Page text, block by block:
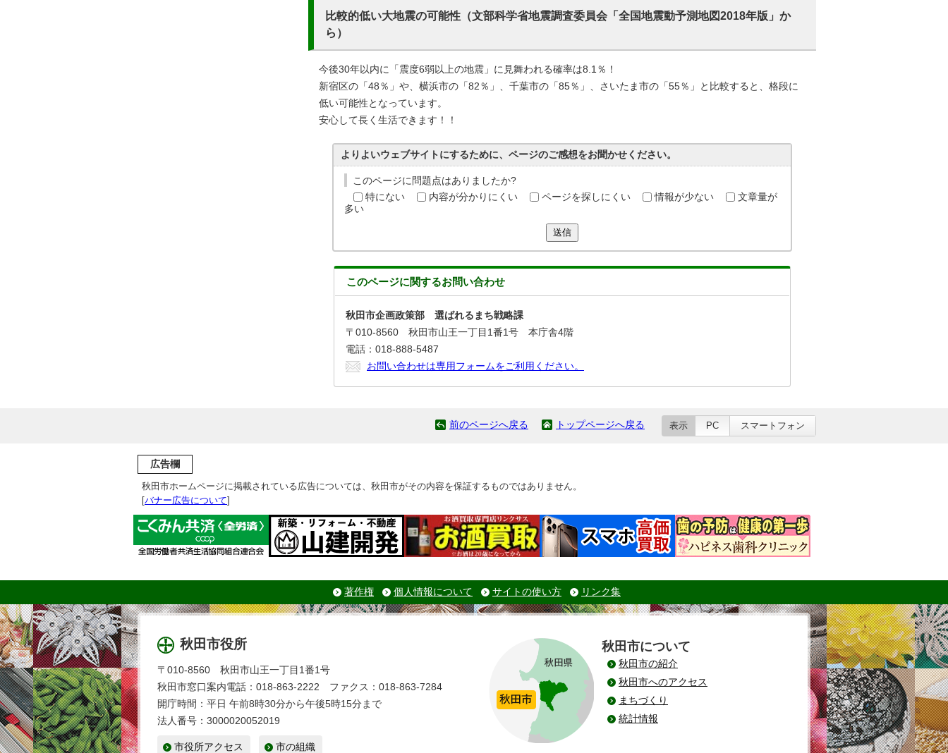
比較的低い大地震の可能性（文部科学省地震調査委員会「全国地震動予測地図2018年版」か
ら）
今後30年以内に「震度6弱以上の地震」に見舞われる確率は8.1％！
新宿区の「48％」や、横浜市の「82％」、千葉市の「85％」、さいたま市の「55％」と比較すると、格段に
低い可能性となっています。
安心して長く生活できます！！
よりよいウェブサイトにするために、ページのご感想をお聞かせください。
このページに問題点はありましたか?
特にない
内容が分かりにくい ページを探しにくい 情報が少ない
文章量が
多い
送信
このページに関するお問い合わせ
秋田市企画政策部 選ばれるまち戦略課
〒010-8560 秋田市山王一丁目1番1号 本庁舎4階
電話：018-888-5487
お問い合わせは専用フォームをご利用ください。
前のページへ戻る トップページへ戻る 表示 PC スマートフォン
広告欄
秋田市ホームページに掲載されている広告については、秋田市がその内容を保証するものではありません。
[バナー広告について]
著作権 個人情報について サイトの使い方 リンク集
秋田市役所
〒010-8560 秋田市山王一丁目1番1号
秋田市窓口案内電話：018-863-2222 ファクス：018-863-7284
開庁時間：平日 午前8時30分から午後5時15分まで
法人番号：3000020052019
市役所アクセス 市の組織
秋田市について
秋田市の紹介
秋田市へのアクセス
まちづくり
統計情報